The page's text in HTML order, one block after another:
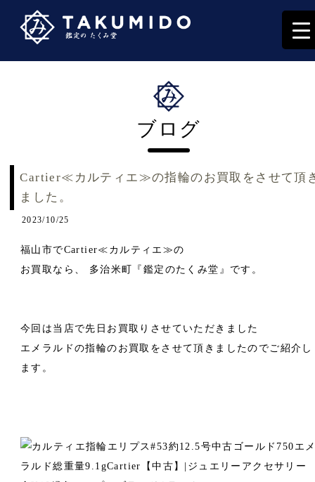
ブログ
Cartier≪カルティエ≫の指輪のお買取をさせて頂
ました。
2023/10/25
福山市でCartier≪カルティエ≫の
お買取なら、 多治米町『鑑定のたくみ堂』です。
今回は当店で先日お買取りさせていただきました
エメラルドの指輪のお買取をさせて頂きましたのでご紹介し
ます。